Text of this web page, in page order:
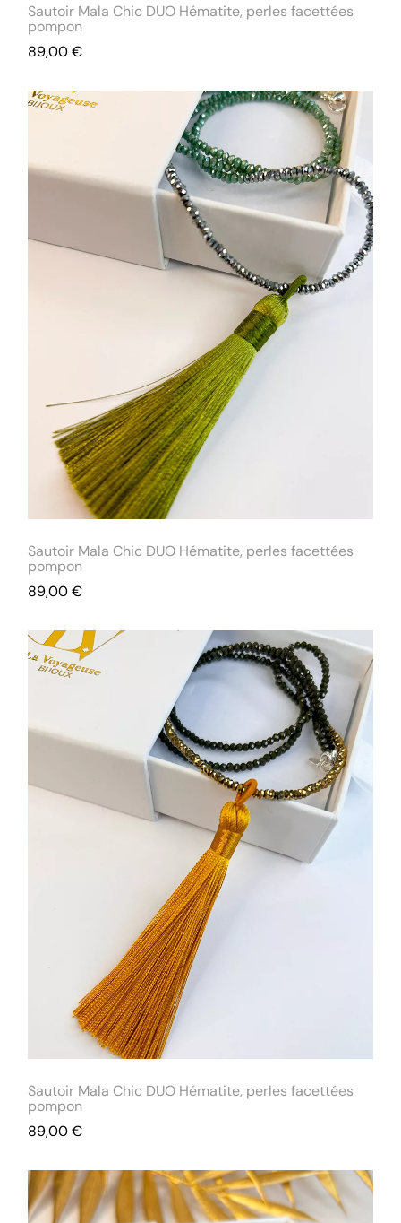
Sautoir Mala Chic DUO Hématite, perles facettées
pompon
89,00€
Sautoir Mala Chic DUO Hématite, perles facettées
pompon
89,00€
Sautoir Mala Chic DUO Hématite, perles facettées
pompon
89,00€